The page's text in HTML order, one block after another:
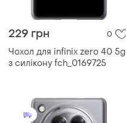
229 грн 0
Чохол для infinix zero 40 5g
з силікону fch_0169725